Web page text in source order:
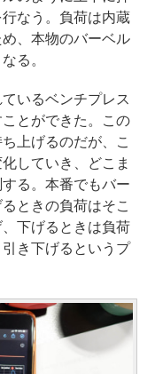
なう。負荷は内蔵
、本物のバーベル
る。
いるベンチプレス
とができた。この
上げるのだが、こ
していき、どこま
る。本番でもバー
ときの負荷はそこ
下げるときは負荷
き下げるというプ